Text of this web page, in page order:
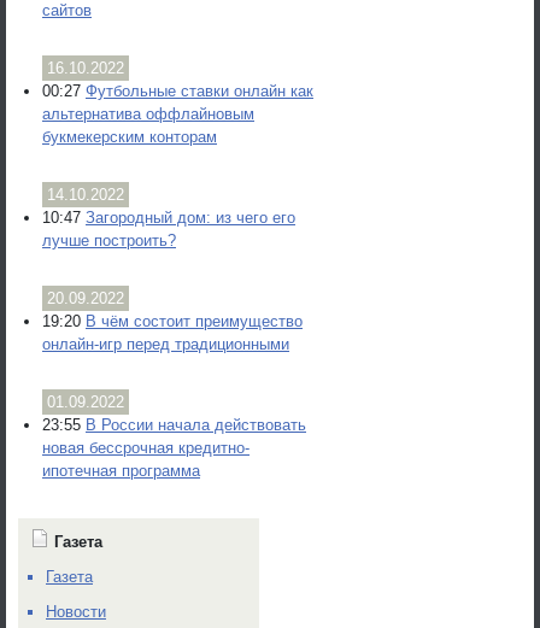
сайтов
16.10.2022
00:27 Футбольные ставки онлайн как
альтернатива оффлайновым
букмекерским конторам
14.10.2022
10:47 Загородный дом: из чего его
лучше построить?
20.09.2022
19:20 В чём состоит преимущество
онлайн-игр перед традиционными
01.09.2022
23:55 В России начала действовать
новая бессрочная кредитно-
ипотечная программа
Газета
Газета
Новости